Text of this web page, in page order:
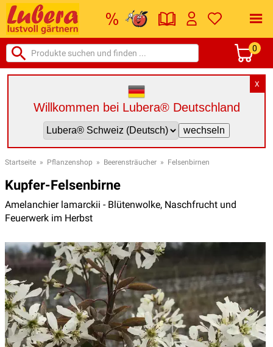
0
X
Willkommen bei Lubera® Deutschland
Startseite » Pflanzenshop » Beerensträucher » Felsenbirnen
Kupfer-Felsenbirne
Amelanchier lamarckii - Blütenwolke, Naschfrucht und
Feuerwerk im Herbst